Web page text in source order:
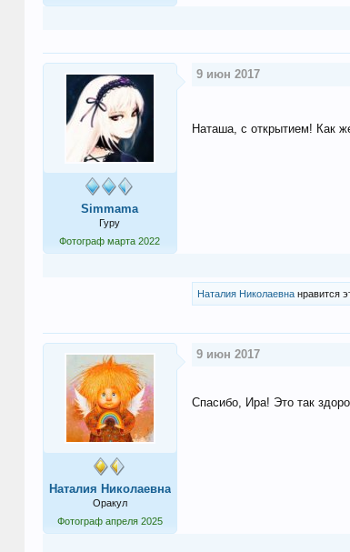
Simmama
Гуру
Фотограф марта 2022
9 июн 2017
Наташа, с открытием! Как
Наталия Николаевнанравится
Наталия Николаевна
Оракул
Фотограф апреля 2025
9 июн 2017
Спасибо, Ира! Это так